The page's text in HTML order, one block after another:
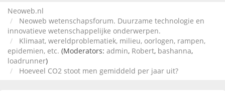
Neoweb.nl
Neoweb wetenschapsforum. Duurzame technologie en
innovatieve wetenschappelijke onderwerpen.
Klimaat, wereldproblematiek, milieu, oorlogen, rampen,
epidemien, etc. (Moderators: admin, Robert, bashanna,
loadrunner)
Hoeveel CO2 stoot men gemiddeld per jaar uit?